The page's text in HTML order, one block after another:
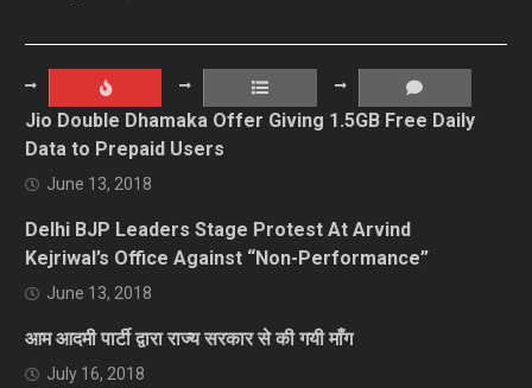
Jio Double Dhamaka Offer Giving 1.5GB Free Daily
Data to Prepaid Users
June 13, 2018
Delhi BJP Leaders Stage Protest At Arvind
Kejriwal’s Office Against “Non-Performance”
June 13, 2018
आम आदमी पार्टी द्वारा राज्य सरकार से की गयी माँग
July 16, 2018